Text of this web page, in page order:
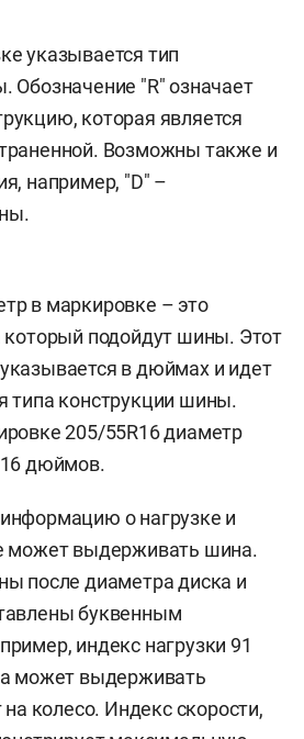
указывается тип
Обозначение "R" означает
которая является
Возможны также и
например, "D" –
в маркировке – это
который подойдут шины. Этот
в дюймах и идет
типа конструкции шины.
205/55R16 диаметр
16 дюймов.
о нагрузке и
может выдерживать шина.
после диаметра диска и
буквенным
индекс нагрузки 91
может выдерживать
на колесо. Индекс скорости,